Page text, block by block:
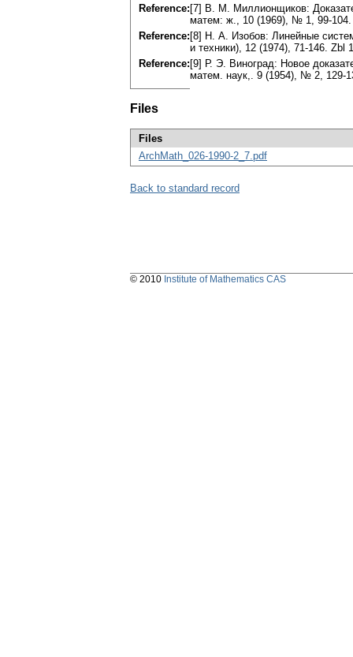
Reference: [7] В. М. Миллионщиков:
матем: ж., 10 (1969), № 1, 99-104.
Reference: [8] Н. А. Изобов: Линейные
и техники), 12 (1974), 71-146. Zbl
Reference: [9] Р. Э. Виноград: Новое
матем. наук,. 9 (1954), № 2, 129-
Files
Files
ArchMath_026-1990-2_7.pdf
Back to standard record
© 2010 Institute of Mathematics CAS